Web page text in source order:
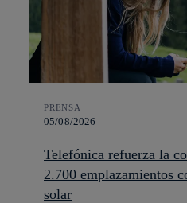
PRENSA
05/08/2026
Telefónica refuerza la
2.700 emplazamientos
solar